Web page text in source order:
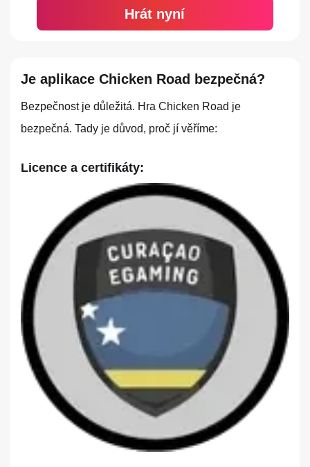
Hrát nyní
Je aplikace Chicken Road bezpečná?
Bezpečnost je důležitá. Hra Chicken Road je
bezpečná. Tady je důvod, proč jí věříme:
Licence a certifikáty: